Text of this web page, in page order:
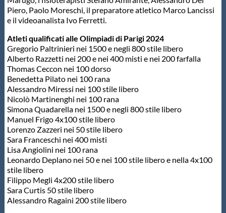
Piero, Paolo Moreschi, il preparatore atletico Marco Lancissi
e il videoanalista Ivo Ferretti.
Atleti qualificati alle Olimpiadi di Parigi 2024
Gregorio Paltrinieri nei 1500 e negli 800 stile libero
Alberto Razzetti nei 200 e nei 400 misti e nei 200 farfalla
Thomas Ceccon nei 100 dorso
Benedetta Pilato nei 100 rana
Alessandro Miressi nei 100 stile libero
Nicolò Martinenghi nei 100 rana
Simona Quadarella nei 1500 e negli 800 stile libero
Manuel Frigo 4x100 stile libero
Lorenzo Zazzeri nei 50 stile libero
Sara Franceschi nei 400 misti
Lisa Angiolini nei 100 rana
Leonardo Deplano nei 50 e nei 100 stile libero e nella 4x100
stile libero
Filippo Megli 4x200 stile libero
Sara Curtis 50 stile libero
Alessandro Ragaini 200 stile libero